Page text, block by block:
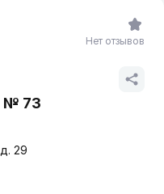
№ 73
29
Нет отзывов